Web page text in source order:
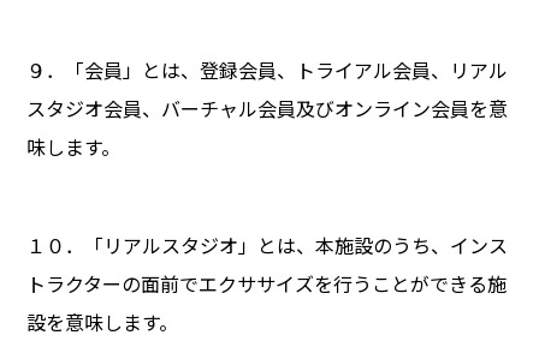
９．「会員」とは、登録会員、トライアル会員、リアル
スタジオ会員、バーチャル会員及びオンライン会員を意
味します。
１０．「リアルスタジオ」とは、本施設のうち、インス
トラクターの面前でエクササイズを行うことができる施
設を意味します。